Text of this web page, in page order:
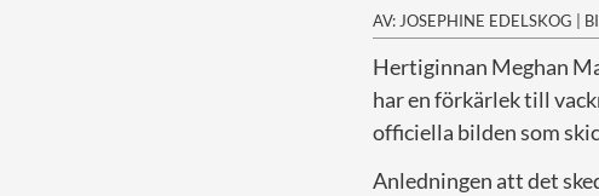
AV: JOSEPHINE EDELSKOG |
Hertiginnan Meghan
har en förkärlek till
officiella bilden som
Anledningen att det